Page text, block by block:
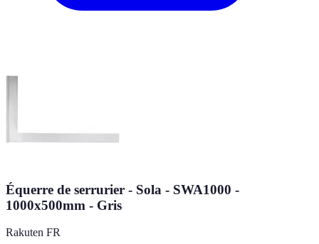
Équerre de serrurier - Sola - SWA1000 -
1000x500mm - Gris
Rakuten FR